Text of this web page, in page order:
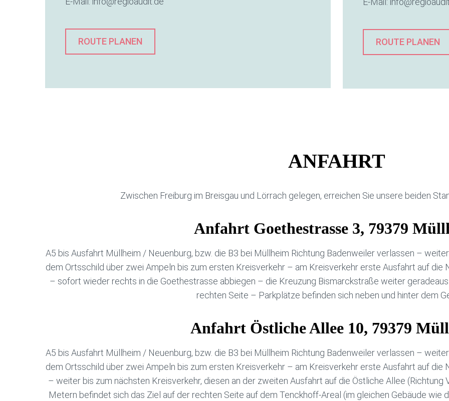
ROUTE PLANEN ROUTE PLANEN
ANFAHRT
Zwischen Freiburg im Breisgau und Lörrach gelegen, erreichen Sie unsere beiden
Anfahrt Goethestrasse 3, 79379
A5 bis Ausfahrt Müllheim / Neuenburg, bzw. die B3 bei Müllheim Richtung Badenweiler verlassen –
dem Ortsschild über zwei Ampeln bis zum ersten Kreisverkehr – am Kreisverkehr erste Ausfahrt auf die
– sofort wieder rechts in die Goethestrasse abbiegen – die Kreuzung Bismarckstraße weiter
rechten Seite – Parkplätze befinden sich neben und hinter dem
Anfahrt Östliche Allee 10, 79379
A5 bis Ausfahrt Müllheim / Neuenburg, bzw. die B3 bei Müllheim Richtung Badenweiler verlassen –
dem Ortsschild über zwei Ampeln bis zum ersten Kreisverkehr – am Kreisverkehr erste Ausfahrt auf die
– weiter bis zum nächsten Kreisverkehr, diesen an der zweiten Ausfahrt auf die Östliche Allee
Metern befindet sich das Ziel auf der rechten Seite auf dem Tenckhoff-Areal (im gleichen Gebäude